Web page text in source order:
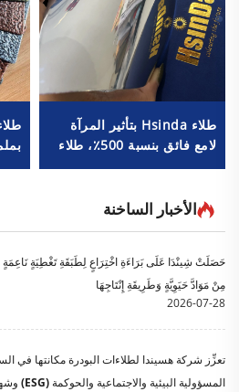
طلاء Hsinda بتأثير المرآة
لامع فائق بنسبة 500٪، طلاء
نانو تكنولوجي بالكروم
الشفاف
الأخبار الساخنة
حَصَلَتْ شِينْدَا عَلَى بَرَاءَةِ اخْتِرَاعٍ لِطَبَقَةِ تَغْطِيَةٍ
مِنْ مَوَادَّ حَيَوِيَّةٍ وَطَرِيقَةِ إِنْتَاجِهَا
2026-07-28
تعزِّز شركة هسيندا لطلاءات البودرة مكانتها في
المسؤولية البيئية والاجتماعية والحوكمة (ESG) وشهادة ISCC وشهادات المواد الحيوية